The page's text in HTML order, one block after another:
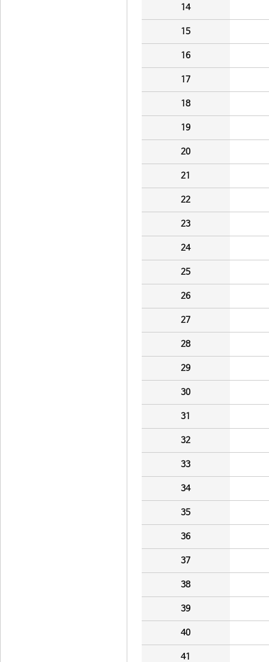
14
15
16
17
18
19
20
21
22
23
24
25
26
27
28
29
30
31
32
33
34
35
36
37
38
39
40
41